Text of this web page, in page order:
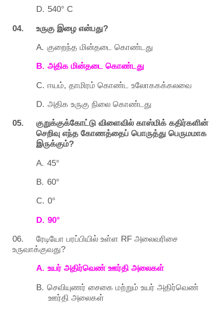
D. 540° C
04. உருகு இழை என்பது?
A. குறைந்த மின்தடை கொண்டது
B. அதிக மின்தடை கொண்டது
C. ஈயம், தாமிரம் கொண்ட உலோககக்கலவை
D. அதிக உருகு நிலை கொண்டது
05. குறுக்குக்கோட்டு விளைவில் காஸ்மிக் கதிர்களின்
செறிவு எந்த கோணத்தைப் பொருத்து பெருமமாக
இருக்கும்?
A. 45°
B. 60°
C. 0°
D. 90°
06. ரேடியோ பரப்பியில் உள்ள RF அலைவரிசை
உருவாக்குவது?
A. உயர் அதிர்வெண் ஊர்தி அலைகள்
B. செவியுணர் சைகை மற்றும் உயர் அதிர்வெண்
ஊர்தி அலைகள்